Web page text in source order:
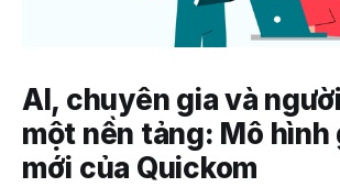
AI, chuyên gia và
một nền tảng: Mô hình
mới của Quickom